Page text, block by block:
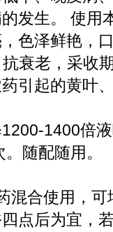
发生。 使用
色泽鲜艳，
衰老，采收
引起的黄叶
1400倍
随配随用。
混合使用，
点后为宜，